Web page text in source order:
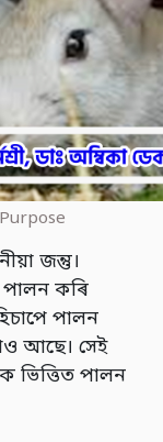
জন্তু।
পালন কৰি
পালন
আছে। সেই
ভিত্তিত পালন